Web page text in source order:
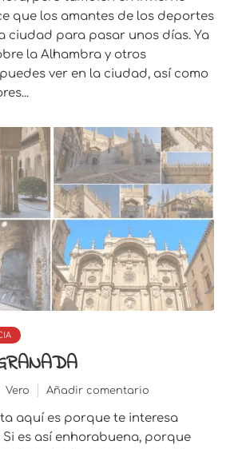
que los amantes de los deportes
ciudad para pasar unos días. Ya
la Alhambra y otros
ver en la ciudad, así como
Vero Añadir comentario
aquí es porque te interesa
es así enhorabuena, porque